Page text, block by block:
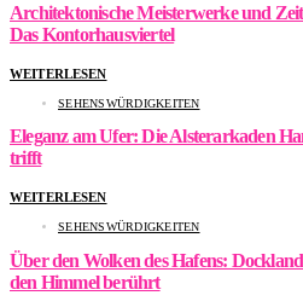
Architektonische Meisterwerke und
Das Kontorhausviertel
WEITERLESEN
SEHENSWÜRDIGKEITEN
Eleganz am Ufer: Die Alsterarkaden
trifft
WEITERLESEN
SEHENSWÜRDIGKEITEN
Über den Wolken des Hafens:
den Himmel berührt